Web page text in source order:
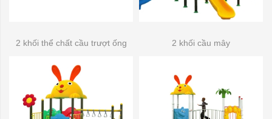
2 khối thể chất cầu trượt ống 2 khối cầu mây